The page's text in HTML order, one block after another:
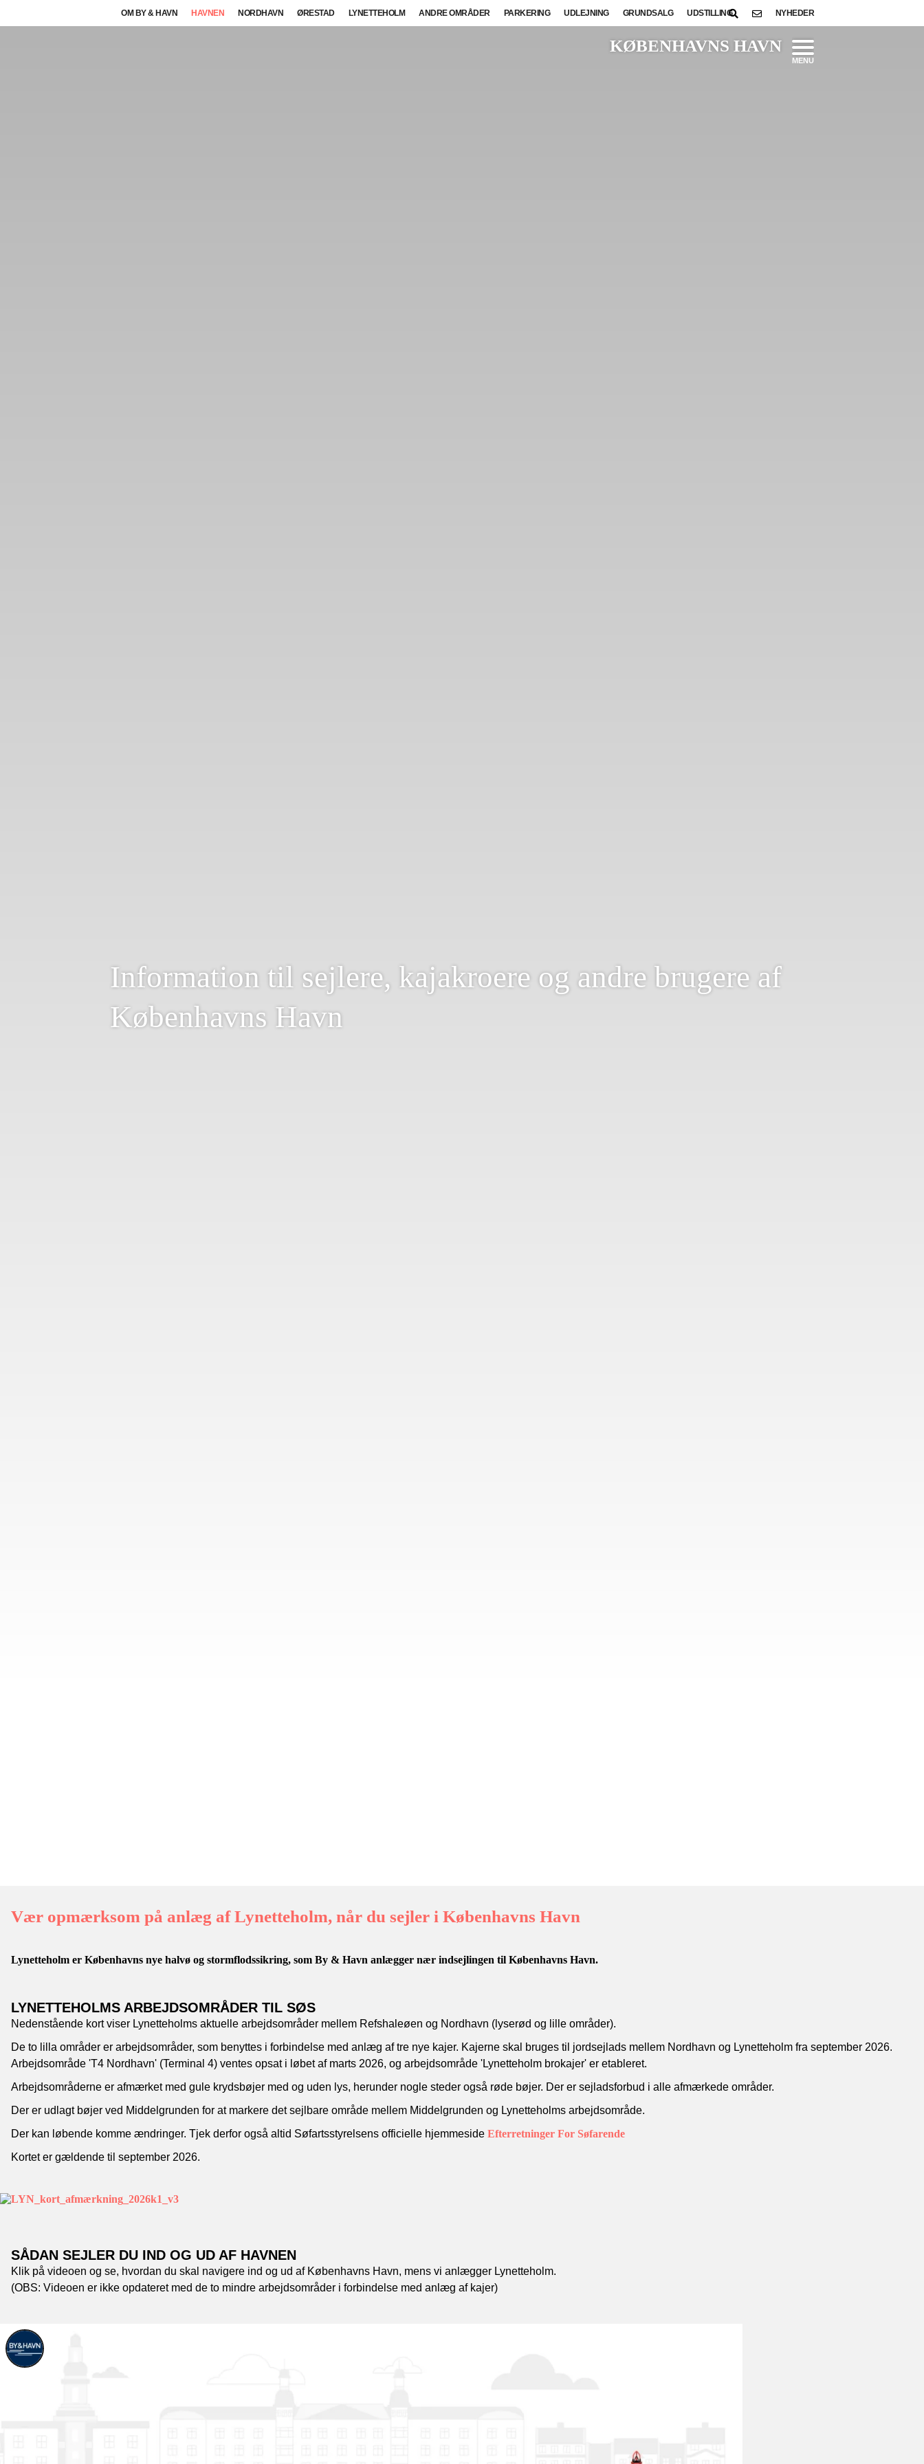
OM BY & HAVN HAVNEN NORDHAVN ØRESTAD LYNETTEHOLM ANDRE OMRÅDER PARKERING UDLEJNING GRUNDSALG UDSTILLING NYHEDER
KØBENHAVNS HAVN
MENU
Information til sejlere, kajakroere og andre brugere af
Københavns Havn
Vær opmærksom på anlæg af Lynetteholm, når du sejler i Københavns Havn
Lynetteholm er Københavns nye halvø og stormflodssikring, som By & Havn anlægger nær indsejlingen til Københavns Havn.
LYNETTEHOLMS ARBEJDSOMRÅDER TIL SØS
Nedenstående kort viser Lynetteholms aktuelle arbejdsområder mellem Refshaleøen og Nordhavn (lyserød og lille områder).
De to lilla områder er arbejdsområder, som benyttes i forbindelse med anlæg af tre nye kajer. Kajerne skal bruges til jordsejlads mellem Nordhavn og Lynetteholm fra september 2026.
Arbejdsområde 'T4 Nordhavn' (Terminal 4) ventes opsat i løbet af marts 2026, og arbejdsområde 'Lynetteholm brokajer' er etableret.
Arbejdsområderne er afmærket med gule krydsbøjer med og uden lys, herunder nogle steder også røde bøjer. Der er sejladsforbud i alle afmærkede områder.
Der er udlagt bøjer ved Middelgrunden for at markere det sejlbare område mellem Middelgrunden og Lynetteholms arbejdsområde.
Der kan løbende komme ændringer. Tjek derfor også altid Søfartsstyrelsens officielle hjemmeside Efterretninger For Søfarende
Kortet er gældende til september 2026.
SÅDAN SEJLER DU IND OG UD AF HAVNEN
Klik på videoen og se, hvordan du skal navigere ind og ud af Københavns Havn, mens vi anlægger Lynetteholm.
(OBS: Videoen er ikke opdateret med de to mindre arbejdsområder i forbindelse med anlæg af kajer)